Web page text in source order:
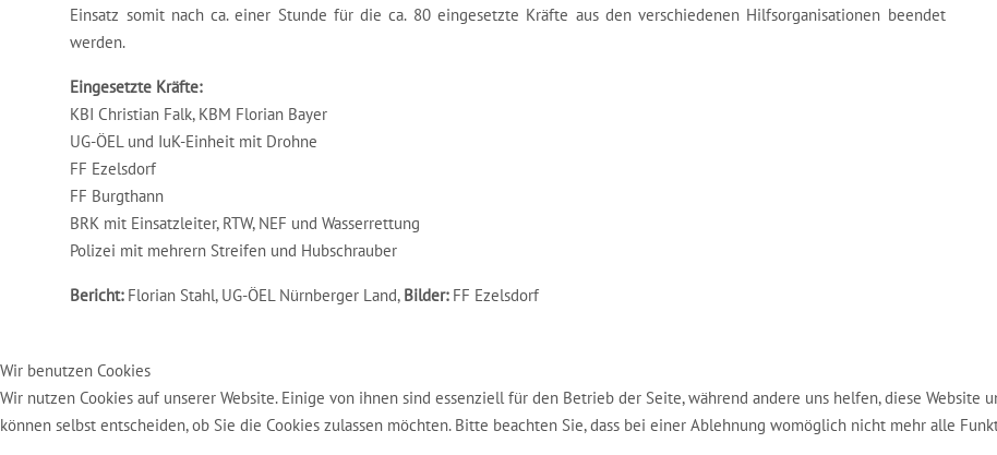
Einsatz somit nach ca. einer Stunde für die ca. 80 eingesetzte Kräfte aus den verschiedenen Hilfsorganisationen beendet
werden.
Eingesetzte Kräfte:
KBI Christian Falk, KBM Florian Bayer
UG-ÖEL und IuK-Einheit mit Drohne
FF Ezelsdorf
FF Burgthann
BRK mit Einsatzleiter, RTW, NEF und Wasserrettung
Polizei mit mehrern Streifen und Hubschrauber
Bericht: Florian Stahl, UG-ÖEL Nürnberger Land, Bilder: FF Ezelsdorf
Wir benutzen Cookies
Wir nutzen Cookies auf unserer Website. Einige von ihnen sind essenziell für den Betrieb der Seite, während andere uns helfen, diese Website
können selbst entscheiden, ob Sie die Cookies zulassen möchten. Bitte beachten Sie, dass bei einer Ablehnung womöglich nicht mehr alle